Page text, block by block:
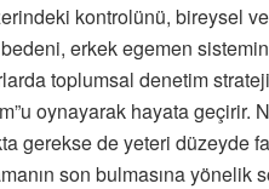
kontrolünü, bireysel
erkek egemen sistemin
toplumsal denetim
oynayarak hayata
gerekse de yeteri düzeyde
son bulmasına